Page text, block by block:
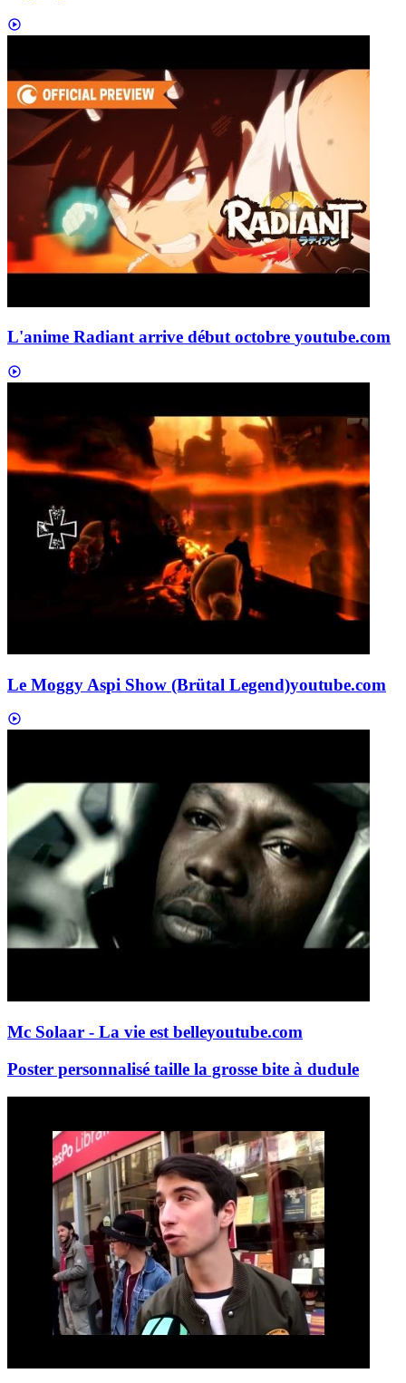
L'anime Radiant arrive début octobre youtube.com
Le Moggy Aspi Show (Brütal Legend)youtube.com
Mc Solaar - La vie est belleyoutube.com
Poster personnalisé taille la grosse bite à dudule